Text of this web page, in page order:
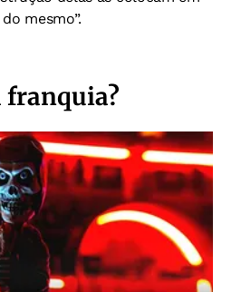
mesmo”.
franquia?